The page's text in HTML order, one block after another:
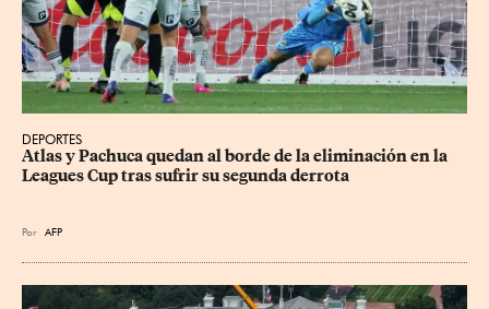
DEPORTES
Atlas y Pachuca quedan al borde de la eliminación en la
Leagues Cup tras sufrir su segunda derrota
Por AFP